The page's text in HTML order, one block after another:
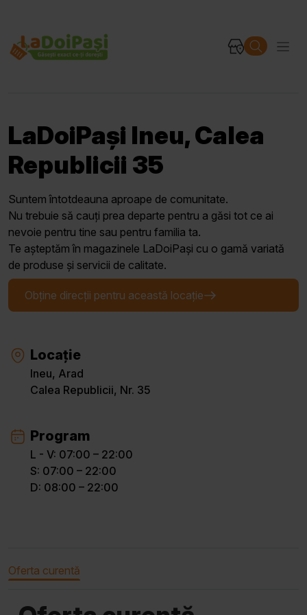
LaDoiPași Ineu, Calea
Republicii 35
Suntem întotdeauna aproape de comunitate.
Nu trebuie să cauți prea departe pentru a găsi tot ce ai
nevoie pentru tine sau pentru familia ta.
Te așteptăm în magazinele LaDoiPași cu o gamă variată
de produse și servicii de calitate.
Obține direcții pentru această locație
Locație
Ineu, Arad
Calea Republicii, Nr. 35
Program
L - V: 07:00 – 22:00
S: 07:00 – 22:00
D: 08:00 – 22:00
Oferta curentă